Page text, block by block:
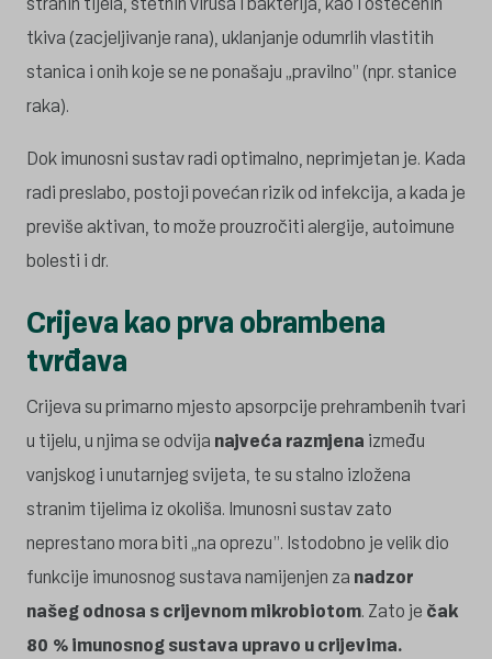
tkiva (zacjeljivanje rana), uklanjanje odumrlih vlastitih
stanica i onih koje se ne ponašaju „pravilno” (npr. stanice
raka).
Dok imunosni sustav radi optimalno, neprimjetan je. Kada
radi preslabo, postoji povećan rizik od infekcija, a kada je
previše aktivan, to može prouzročiti alergije, autoimune
bolesti i dr.
Crijeva kao prva obrambena
tvrđava
Crijeva su primarno mjesto apsorpcije prehrambenih tvari
u tijelu, u njima se odvija najveća razmjena između
vanjskog i unutarnjeg svijeta, te su stalno izložena
stranim tijelima iz okoliša. Imunosni sustav zato
neprestano mora biti „na oprezu”. Istodobno je velik dio
funkcije imunosnog sustava namijenjen za nadzor
našeg odnosa s crijevnom mikrobiotom. Zato je čak
80 % imunosnog sustava upravo u crijevima.